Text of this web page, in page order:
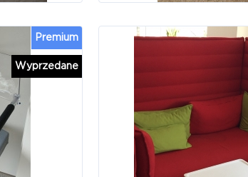
Wyprzedane
Premium